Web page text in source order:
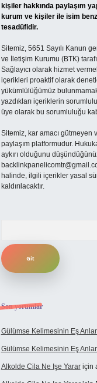
kişiler hakkında paylaşım
kurum ve kişiler ile isim
tesadüfidir.
Sitemiz, 5651 Sayılı Kanun
ve İletişim Kurumu (BTK)
Sağlayıcı olarak hizmet
içerikleri proaktif olarak
yükümlülüğümüz
yazdıkları içeriklerin
üye olarak bu sorumluluğu
Sitemiz, kar amacı gütmeyen
paylaşım platformudur.
aykırı olduğunu
halinde, ilgili içerikler yasal
kaldırılacaktır.
Son yorumlar
Gülümse Kelimesinin Eş
Gülümse Kelimesinin Eş
Alkolde Cila Ne Işe Yarariçin